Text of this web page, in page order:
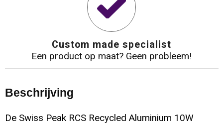
Custom made specialist
Een product op maat? Geen probleem!
Beschrijving
De Swiss Peak RCS Recycled Aluminium 10W